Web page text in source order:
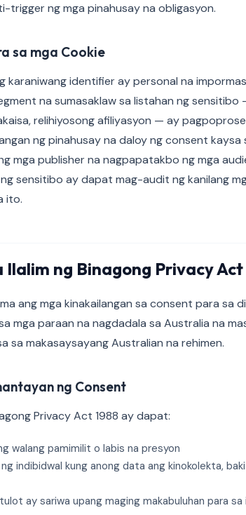
ng mga pinahusay na obligasyon.
sa mga Cookie
karaniwang identifier ay personal na
na sumasaklaw sa listahan ng sensitibo
relihiyosong afiliyasyon — ay
ng pinahusay na daloy ng consent kaysa
mga publisher na nagpapatakbo ng mga
sensitibo ay dapat mag-audit ng kanilang
ito.
Ilalim ng Binagong Privacy Act
ang mga kinakailangan sa consent para sa
mga paraan na nagdadala sa Australia na
sa makasaysayang Australian na rehimen.
ng Consent
Privacy Act 1988 ay dapat:
walang pamimilit o labis na presyon
indibidwal kung anong data ang kinokolekta,
ay sariwa upang maging makabuluhan para sa